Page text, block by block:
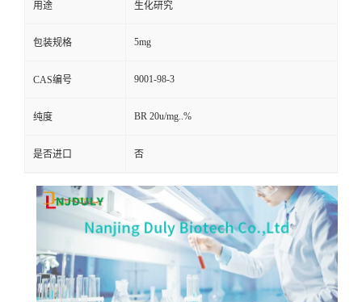
用途 生化研究
包装规格 5mg
CAS编号 9001-98-3
纯度 BR 20u/mg..%
是否进口 否